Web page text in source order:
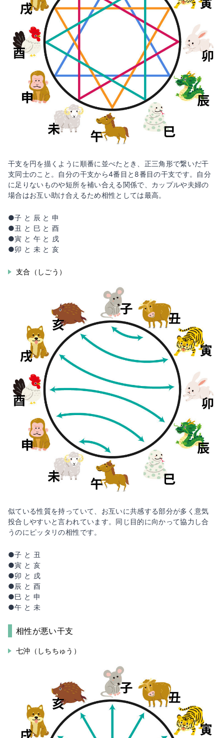
干支を円を描くように順番に並べたとき、正三角形で繋いだ干
支同士のこと。自分の干支から4番目と8番目の干支です。自分
に足りないものや短所を補い合える関係で、カップルや夫婦の
場合はお互い助け合えるため相性としては最高。
●子 と 辰 と 申
●丑 と 巳 と 酉
●寅 と 午 と 戌
●卯 と 未 と 亥
支合（しごう）
似ている性質を持っていて、お互いに共感する部分が多く意気
投合しやすいと言われています。同じ目的に向かって協力し合
うのにピッタリの相性です。
●子 と 丑
●寅 と 亥
●卯 と 戌
●辰 と 酉
●巳 と 申
●午 と 未
相性が悪い干支
七沖（しちちゅう）